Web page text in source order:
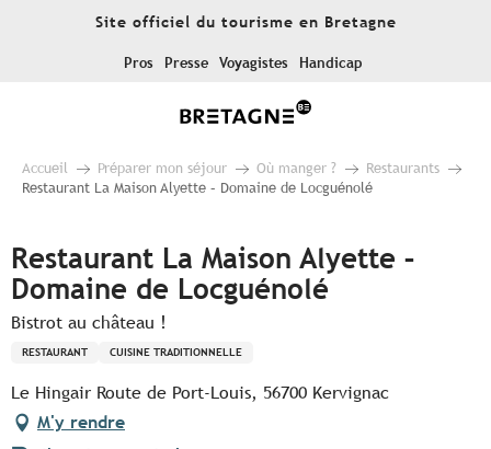
Site officiel du tourisme en Bretagne
Pros Presse Voyagistes Handicap
Accueil Préparer mon séjour Où manger ?
Restaurants
Restaurant La Maison Alyette – Domaine de Locguénolé
Restaurant La Maison Alyette –
Domaine de Locguénolé
Bistrot au château !
RESTAURANT CUISINE TRADITIONNELLE
Le Hingair Route de Port-Louis, 56700 Kervignac
M'y rendre